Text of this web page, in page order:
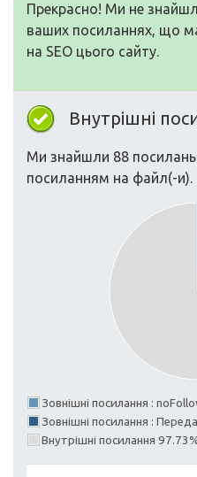
Прекрасно! Ми не
ваших посиланнях, що
на SEO цього сайту.
Внутрішні
Ми знайшли 88
посиланням на файл(-и).
Зовнішні посилання :
Зовнішні посилання :
Внутрішні посилання